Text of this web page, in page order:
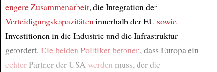
engere Zusammenarbeit, die Integration der
Verteidigungskapazitäten innerhalb der EU sowie
Investitionen in die Industrie und die Infrastruktur
gefordert. Die beiden Politiker betonen, dass Europa ein
echterPartner der USA werden muss, der die